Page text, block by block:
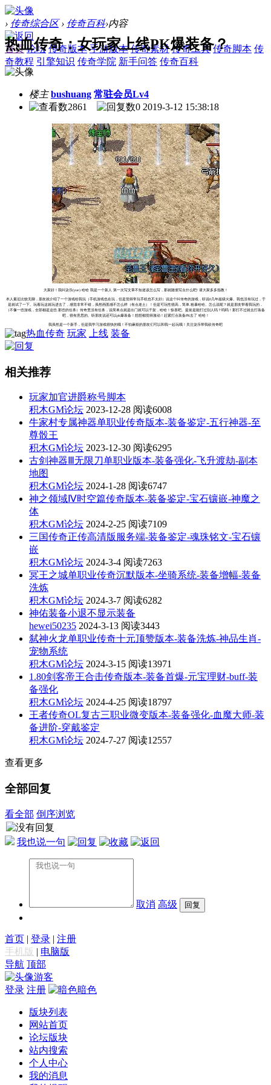
› 传奇综合区 › 传奇百科›内容
首页 论坛 传奇版本 手游版本 传奇素材 传奇工具 传奇脚本 传
奇教程 引擎知识 传奇学院 新手问答 传奇百科
热血传奇：女玩家上线PK爆装备？
楼主 bushuang 常驻会员Lv4
2861
0 2019-3-12 15:38:18
大家好！我叫柒乐(yue) 哈哈 我是一个新人 第一次写文章不知道该怎么写，那就随便写点什么吧! 请大家多多指教！
本人最近比较无聊，朋友就介绍了一个游戏给我玩（手机游戏也在玩，但是觉得常玩手机也不太好）说这个叫传奇的游戏，听说0几年超级火爆。我也没有玩过，于
是就试了一下。玩着玩这就玩进去了，感觉非常不错，虽然画面感不怎么样（有点老土）！但是可玩性很高，简单.粗暴哈哈。怎么说呢？就是朋友带着我玩的，
（不像一些游戏，全部都是这些.那些的任务）传奇里没有任务，说简单点就是出门就可以干架，哈哈！惊喜吧。提前是能打过别人吗？呜呜！那打不过就去打装备
吧，很有意思的。听朋友说还可以pk爆装备！想想都觉得激动！赶紧打点装备PK去了 哈哈！
我虽然是一个新手，但是我学习游戏很快的哦！不怕麻烦的朋友们可以和我一起玩哦！关注柒乐带我砍传奇吧
热血传奇 玩家 上线 装备
相关推荐
玩家加官进爵称号脚本
积木GM论坛 2023-12-28 阅读6008
牛家村专属神器单职业传奇版本-装备鉴定-五行神器-至
尊骰王
积木GM论坛 2023-12-30 阅读6295
古剑神器Ⅲ无限刀单职业版本-装备强化-飞升渡劫-副本
地图
积木GM论坛 2024-1-28 阅读6747
神之领域Ⅳ时空篇传奇版本-装备鉴定-宝石镶嵌-神魔之
体
积木GM论坛 2024-2-25 阅读7109
三国传奇正传高清版服务端-装备鉴定-魂珠铭文-宝石镶
嵌
积木GM论坛 2024-3-4 阅读7263
冥王之城单职业传奇沉默版本-坐骑系统-装备增幅-装备
洗炼
积木GM论坛 2024-3-7 阅读6282
神佑装备小退不显示装备
hewei50235 2024-3-13 阅读3443
弑神火龙单职业传奇十元顶赞版本-装备洗炼-神品生肖-
宠物系统
积木GM论坛 2024-3-15 阅读13971
1.80剑客帝王合击传奇版本-装备首爆-元宝理财-buff-装
备强化
积木GM论坛 2024-4-25 阅读18797
王者传奇OL复古三职业微变版本-装备强化-血魔大师-装
备进阶-穿戴鉴定
积木GM论坛 2024-7-27 阅读12557
查看更多
全部回复
看全部 倒序浏览
我也说一句
取消 高级
首页 | 登录 | 注册
手机版 | 电脑版
导航 顶部
游客
登录 注册 暗色
版块列表
网站首页
论坛版块
站内搜索
个人中心
我的消息